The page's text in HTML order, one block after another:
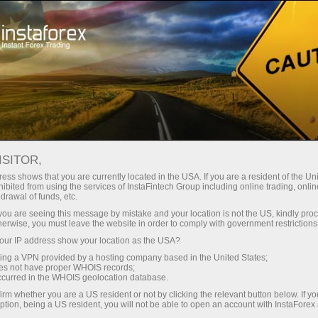
З InstaForex ви отримуєте доступ
можливостей: кредитне плече до
1:5000, одні з найкращих
спредів та комісій на ринку, а
також привабливі умови для
торгівлі акціями та індексами
Мінімальні спреди - максимум
Бонус 30% на кожен депозит
Швидкість
у трейдингу і на трасі
shows that you are currently located in the USA. If you are a resident of the
from using the services of InstaFintech Group including online trading,
of funds, etc.
are seeing this message by mistake and your location is not the US, kindly
you must leave the website in order to comply with government
IP address show your location as the USA?
a VPN provided by a hosting company based in the United States;
not have proper WHOIS records;
in the WHOIS geolocation database.
whether you are a US resident or not by clicking the relevant button below. If
being a US resident, you will not be able to open an account with InstaForex